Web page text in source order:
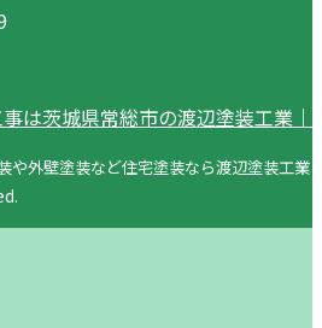
は茨城県常総市の渡辺塗装工業｜
外壁塗装など住宅塗装なら渡辺塗装工業